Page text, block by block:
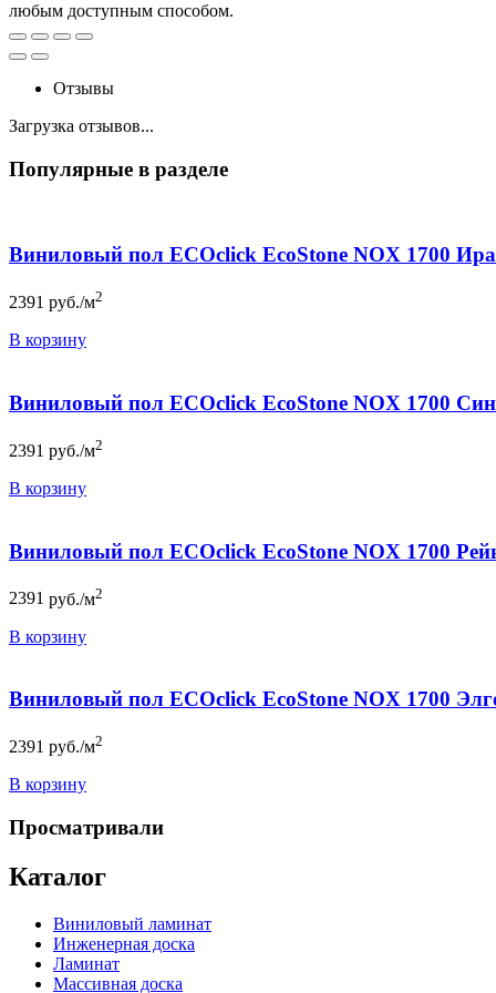
любым доступным способом.
Отзывы
Загрузка отзывов...
Популярные в разделе
Виниловый пол ECOclick EcoStone NOX 1700
2391 руб./м2
В корзину
Виниловый пол ECOclick EcoStone NOX 1700
2391 руб./м2
В корзину
Виниловый пол ECOclick EcoStone NOX 1700
2391 руб./м2
В корзину
Виниловый пол ECOclick EcoStone NOX 1700
2391 руб./м2
В корзину
Просматривали
Каталог
Виниловый ламинат
Инженерная доска
Ламинат
Массивная доска